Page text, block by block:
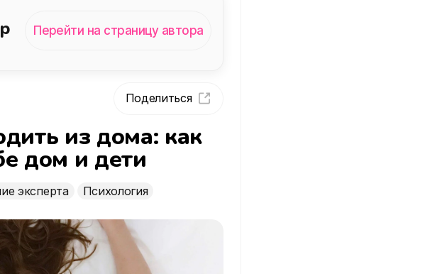
Перейти на страницу автора
из дома: как
дом и дети
эксперта Психология